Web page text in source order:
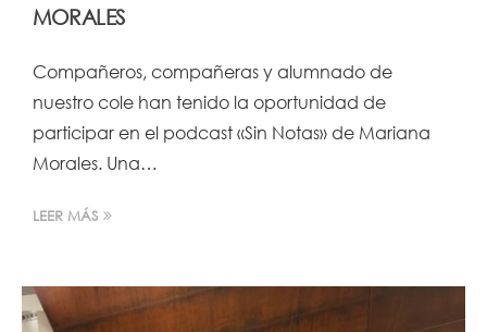
MORALES
Compañeros, compañeras y alumnado de
nuestro cole han tenido la oportunidad de
participar en el podcast «Sin Notas» de Mariana
Morales. Una…
LEER MÁS